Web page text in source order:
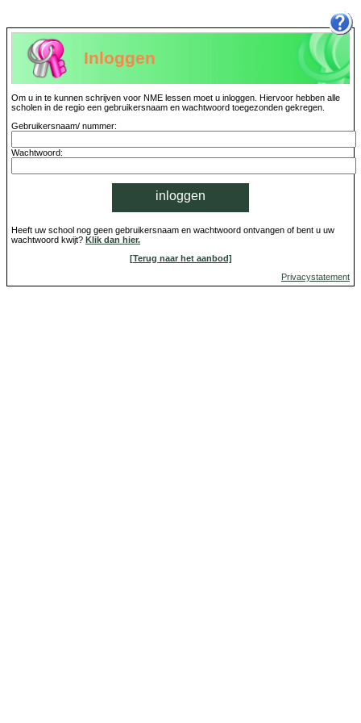
Inloggen
Om u in te kunnen schrijven voor NME lessen moet u inloggen. Hiervoor hebben alle
scholen in de regio een gebruikersnaam en wachtwoord toegezonden gekregen.
Gebruikersnaam/ nummer:
Wachtwoord:
inloggen
Heeft uw school nog geen gebruikersnaam en wachtwoord ontvangen of bent u uw
wachtwoord kwijt? Klik dan hier.
[Terug naar het aanbod]
Privacystatement